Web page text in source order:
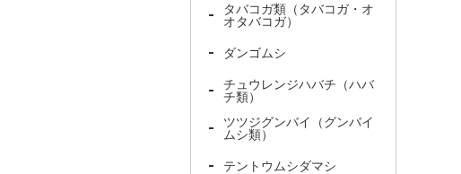
タバコガ類（タバコガ・オ
オタバコガ）
ダンゴムシ
チュウレンジハバチ（ハバ
チ類）
ツツジグンバイ（グンバイ
ムシ類）
テントウムシダマシ